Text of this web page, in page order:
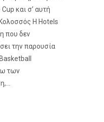
και σ’ αυτή
H Hotels
που δεν
την παρουσία
των